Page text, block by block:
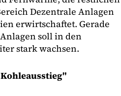
Dezentrale Anlagen
erwirtschaftet. Gerade
soll in den
stark wachsen.